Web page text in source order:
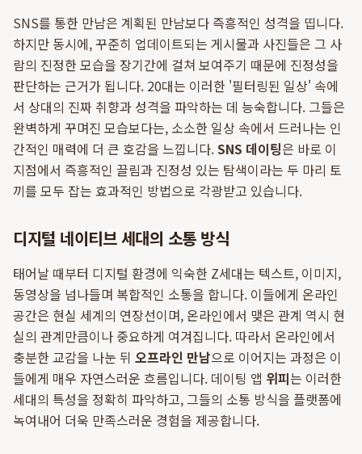
SNS를 통한 만남은 계획된 만남보다 즉흥적인 성격을 띱니다.
하지만 동시에, 꾸준히 업데이트되는 게시물과 사진들은 그 사
람의 진정한 모습을 장기간에 걸쳐 보여주기 때문에 진정성을
판단하는 근거가 됩니다. 20대는 이러한 '필터링된 일상' 속에
서 상대의 진짜 취향과 성격을 파악하는 데 능숙합니다. 그들은
완벽하게 꾸며진 모습보다는, 소소한 일상 속에서 드러나는 인
간적인 매력에 더 큰 호감을 느낍니다.SNS 데이팅은 바로 이
지점에서 즉흥적인 끌림과 진정성 있는 탐색이라는 두 마리 토
끼를 모두 잡는 효과적인 방법으로 각광받고 있습니다.
디지털 네이티브 세대의 소통 방식
태어날 때부터 디지털 환경에 익숙한 Z세대는 텍스트, 이미지,
동영상을 넘나들며 복합적인 소통을 합니다. 이들에게 온라인
공간은 현실 세계의 연장선이며, 온라인에서 맺은 관계 역시 현
실의 관계만큼이나 중요하게 여겨집니다. 따라서 온라인에서
충분한 교감을 나눈 뒤 오프라인 만남으로 이어지는 과정은 이
들에게 매우 자연스러운 흐름입니다. 데이팅 앱 위피는 이러한
세대의 특성을 정확히 파악하고, 그들의 소통 방식을 플랫폼에
녹여내어 더욱 만족스러운 경험을 제공합니다.